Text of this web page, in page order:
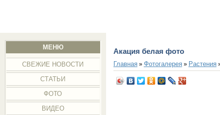
МЕНЮ
СВЕЖИЕ НОВОСТИ
СТАТЬИ
ФОТО
ВИДЕО
Акация белая фото
Главная» Фотогалерея» Растения